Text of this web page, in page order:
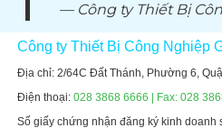
Công ty Thiết Bị
Công ty Thiết Bị Công Nghiệp
Địa chỉ: 2/64C Đất Thánh, Phường 6,
Điện thoại:028 3868 6666 | Fax: 028
Số giấy chứng nhận đăng ký kinh doanh